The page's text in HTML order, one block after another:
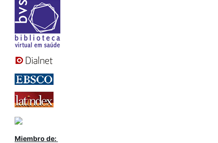
Miembro de: